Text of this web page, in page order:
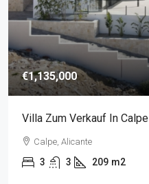
€1,135,000
Villa Zum Verkauf In Calpe
Calpe, Alicante
3 3 209 m2